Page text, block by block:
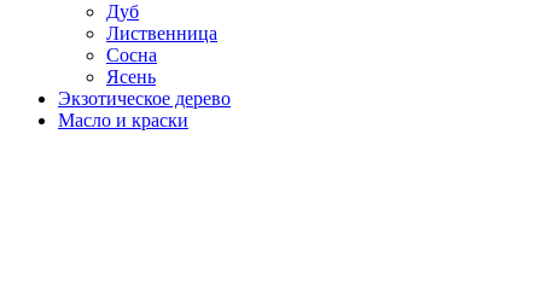
Дуб
Лиственница
Сосна
Ясень
Экзотическое дерево
Масло и краски